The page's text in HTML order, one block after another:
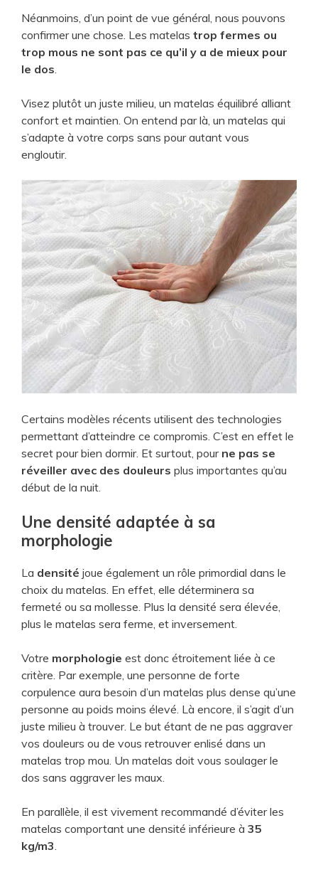
Néanmoins, d’un point de vue général, nous pouvons
confirmer une chose. Les matelas trop fermes ou
trop mous ne sont pas ce qu’il y a de mieux pour
le dos.
Visez plutôt un juste milieu, un matelas équilibré alliant
confort et maintien. On entend par là, un matelas qui
s’adapte à votre corps sans pour autant vous
engloutir.
Certains modèles récents utilisent des technologies
permettant d’atteindre ce compromis. C’est en effet le
secret pour bien dormir. Et surtout, pour ne pas se
réveiller avec des douleurs plus importantes qu’au
début de la nuit.
Une densité adaptée à sa
morphologie
La densité joue également un rôle primordial dans le
choix du matelas. En effet, elle déterminera sa
fermeté ou sa mollesse. Plus la densité sera élevée,
plus le matelas sera ferme, et inversement.
Votre morphologie est donc étroitement liée à ce
critère. Par exemple, une personne de forte
corpulence aura besoin d’un matelas plus dense qu’une
personne au poids moins élevé. Là encore, il s’agit d’un
juste milieu à trouver. Le but étant de ne pas aggraver
vos douleurs ou de vous retrouver enlisé dans un
matelas trop mou. Un matelas doit vous soulager le
dos sans aggraver les maux.
En parallèle, il est vivement recommandé d’éviter les
matelas comportant une densité inférieure à 35
kg/m3.